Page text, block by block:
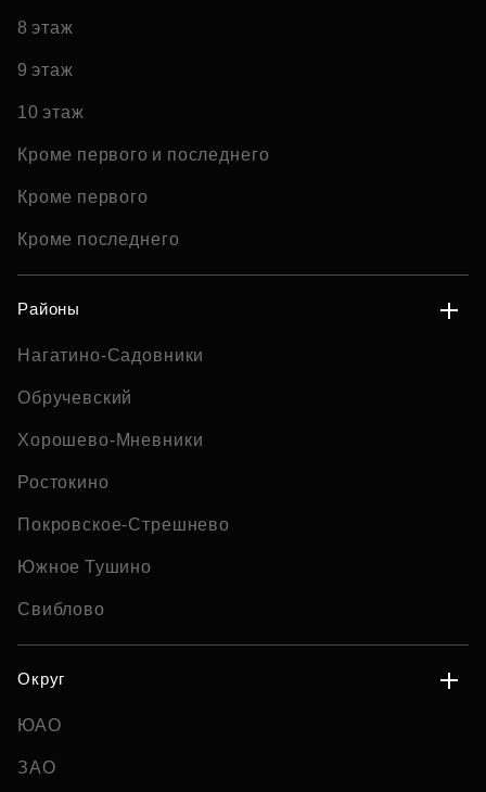
8 этаж
9 этаж
10 этаж
Кроме первого и последнего
Кроме первого
Кроме последнего
Районы
Нагатино-Садовники
Обручевский
Хорошево-Мневники
Ростокино
Покровское-Стрешнево
Южное Тушино
Свиблово
Округ
ЮАО
ЗАО